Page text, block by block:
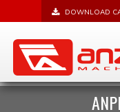
DOWNLOAD